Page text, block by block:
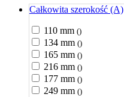
Całkowita szerokość (A)
110 mm ()
134 mm ()
165 mm ()
216 mm ()
177 mm ()
249 mm ()